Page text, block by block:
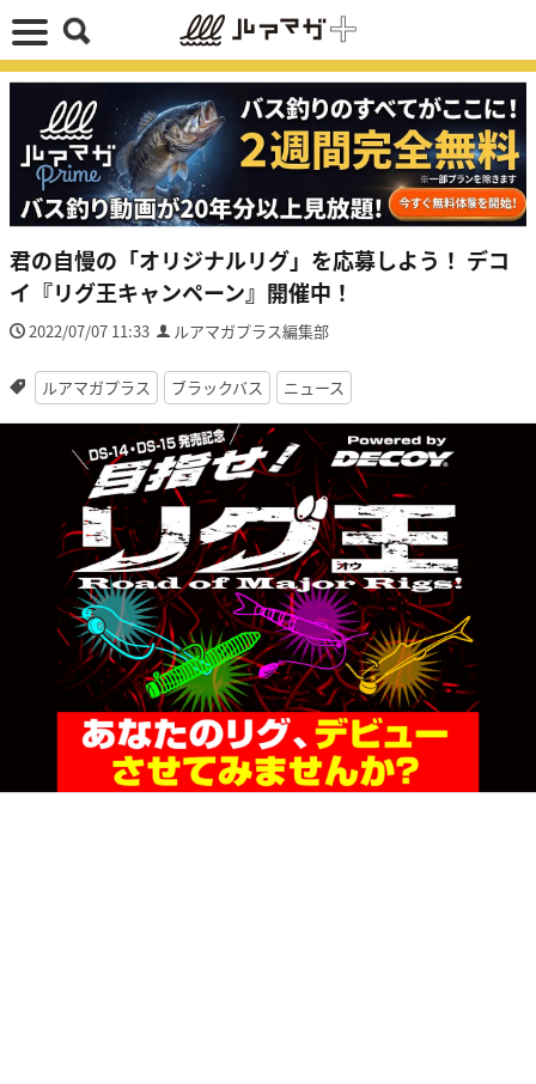
君の自慢の「オリジナルリグ」を応募しよう！ デコ
イ『リグ王キャンペーン』開催中！
2022/07/07 11:33 ルアマガプラス編集部
ルアマガプラス ブラックバス ニュース